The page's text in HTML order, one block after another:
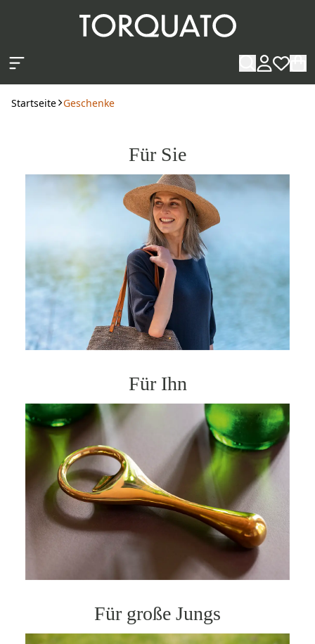
Startseite Geschenke
Für Sie
Für Ihn
Für große Jungs